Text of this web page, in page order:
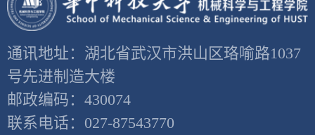
通讯地址：湖北省武汉市洪山区珞喻路1037
号先进制造大楼
邮政编码：430074
联系电话：027-87543770